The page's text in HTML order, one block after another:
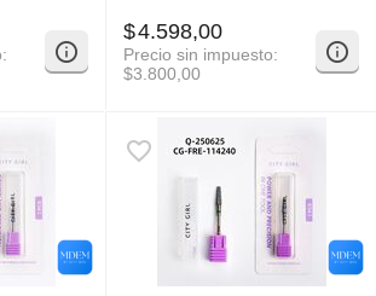
$4.598,00
Precio sin impuesto:
$3.800,00